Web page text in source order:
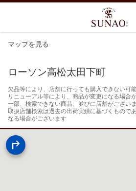
マップを見る
ローソン高松太田下町
欠品等により、店舗に行っても購入できない可
リニューアル等により、商品が変更になる場合
一部、検索できない商品、並びに店舗がござい
取扱店舗検索は過去の出荷実績に基づくもので
なる場合がございます